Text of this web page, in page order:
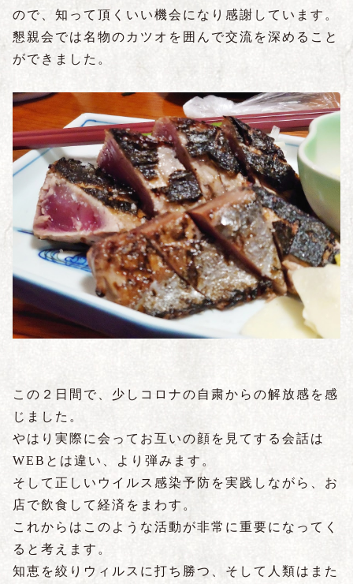
ので、知って頂くいい機会になり感謝しています。
懇親会では名物のカツオを囲んで交流を深めること
ができました。
この２日間で、少しコロナの自粛からの解放感を感
じました。
やはり実際に会ってお互いの顔を見てする会話は
WEB とは違い、より弾みます。
そして正しいウイルス感染予防を実践しながら、お
店で飲食して経済をまわす。
これからはこのような活動が非常に重要になってく
ると考えます。
知恵を絞りウィルスに打ち勝つ、そして人類はまた